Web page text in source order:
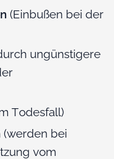
(Einbußen bei der
ungünstigere
Todesfall)
(werden bei
vom